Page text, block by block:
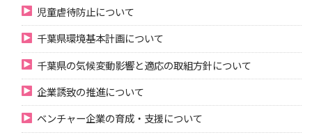
児童虐待防止について
千葉県環境基本計画について
千葉県の気候変動影響と適応の取組方針について
企業誘致の推進について
ベンチャー企業の育成・支援について